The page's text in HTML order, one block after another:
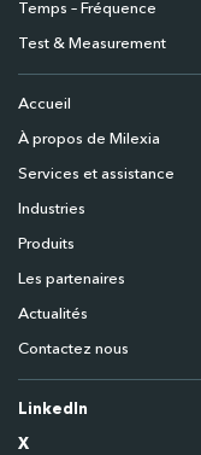
Temps – Fréquence
Test & Measurement
Accueil
À propos de Milexia
Services et assistance
Industries
Produits
Les partenaires
Actualités
Contactez nous
LinkedIn
X